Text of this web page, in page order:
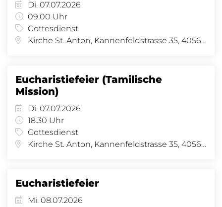
Di. 07.07.2026
09.00 Uhr
Gottesdienst
Kirche St. Anton, Kannenfeldstrasse 35, 4056 Basel
Eucharistiefeier (Tamilische
Mission)
Di. 07.07.2026
18.30 Uhr
Gottesdienst
Kirche St. Anton, Kannenfeldstrasse 35, 4056 Basel
Eucharistiefeier
Mi. 08.07.2026